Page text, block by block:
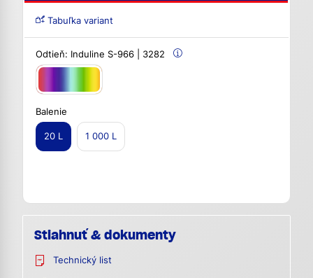
Tabuľka variant
Odtieň: Induline S-966 | 3282
Balenie
20 L 1 000 L
Stiahnuť & dokumenty
Technický list